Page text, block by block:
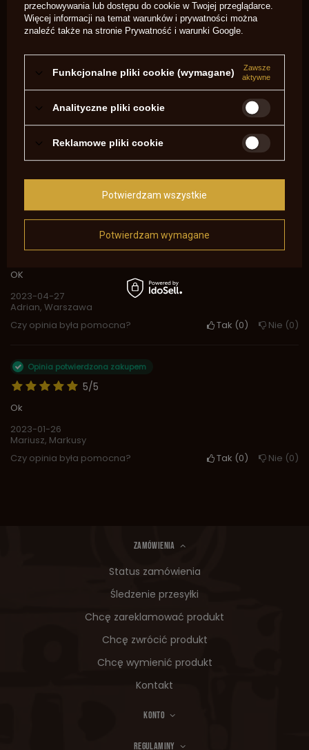
5.00
Napisz swoją opinię
Pokaż tylko opinie potwierdzone zakupem
0
5/5
Opinia potwierdzona zakupem
OK
2023-04-27
Adrian, Warszawa
Czy opinia była pomocna?
Tak 0 Nie 0
5/5
Opinia potwierdzona zakupem
Ok
2023-01-26
Mariusz, Markusy
Czy opinia była pomocna?
Tak 0 Nie 0
ZAMÓWIENIA
Status zamówienia
Śledzenie przesyłki
Chcę zareklamować produkt
Chcę zwrócić produkt
Chcę wymienić produkt
Kontakt
KONTO
REGULAMINY
przechowywania lub dostępu do cookie w Twojej przeglądarce.
Więcej informacji na temat warunków i prywatności można
znaleźć także na stronie Prywatność i warunki Google.
Funkcjonalne pliki cookie (wymagane)
Zawsze
aktywne
Analityczne pliki cookie
Reklamowe pliki cookie
Potwierdzam wymagane
Potwierdzam wszystkie